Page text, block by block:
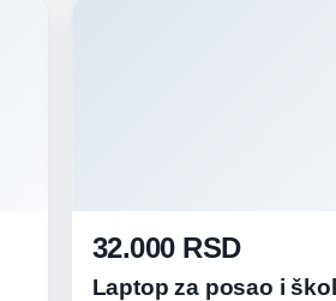
32.000 RSD
Laptop za posao i